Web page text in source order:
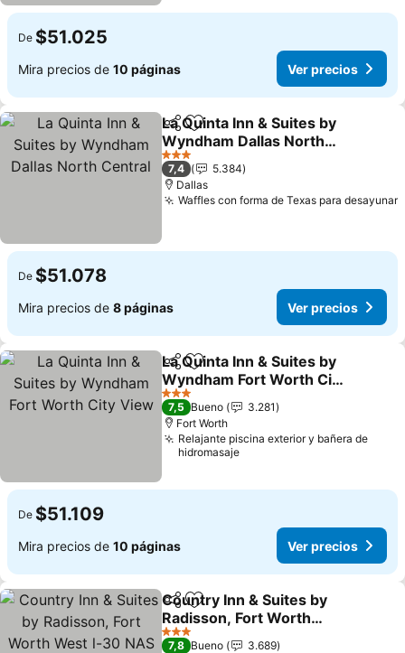
De $51.025
Mira precios de 10 páginas Ver precios
CompartirAgregar a favoritos
La Quinta Inn & Suites by
Wyndham Dallas North
Central
Ver precios
3 Estrellas
7,4
5.384
Dallas
Waffles con forma de Texas para desayunar
De $51.078
Mira precios de 8 páginas Ver precios
CompartirAgregar a favoritos
La Quinta Inn & Suites by
Wyndham Fort Worth City
View
Ver precios
3 Estrellas
7,5 Bueno
3.281
Fort Worth
Relajante piscina exterior y bañera de
hidromasaje
De $51.109
Mira precios de 10 páginas Ver precios
CompartirAgregar a favoritos
Country Inn & Suites by
Radisson, Fort Worth
West l-30 NAS JRB
Ver precios
3 Estrellas
7,8 Bueno
3.689